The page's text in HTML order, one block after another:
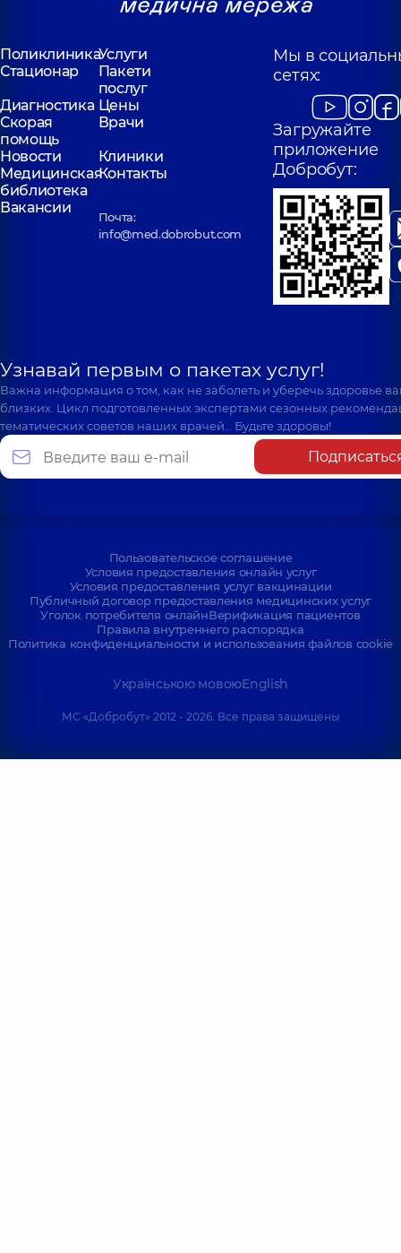
ПоликлиникаУслуги
Стационар
Пакети
послуг
Диагностика Цены
Скорая
помощь
Врачи
Новости
Клиники
Медицинская
библиотека
Контакты
Вакансии
Почта:
info@med.dobrobut.com
Мы в
сетях:
Загружайте
приложение
Добробут:
Узнавай первым о пакетах услуг!
Важна информация о том, как не заболеть и уберечь здоровье
близких. Цикл подготовленных экспертами сезонных
тематических советов наших врачей… Будьте здоровы!
Пользовательское соглашение
Условия предоставления онлайн услуг
Условия предоставления услуг вакцинации
Публичный договор предоставления медицинских услуг
Уголок потребителя онлайнВерификация пациентов
Правила внутреннего распорядка
Политика конфиденциальности и использования файлов cookie
Українською мовоюEnglish
МС «Добробут» 2012 - 2026. Все права защищены